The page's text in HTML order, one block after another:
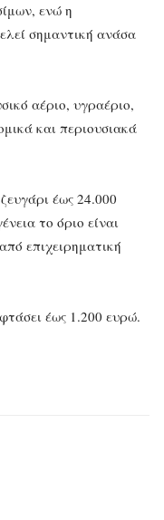
ενώ η
σημαντική ανάσα
αέριο, υγραέριο,
και περιουσιακά
έως 24.000
το όριο είναι
επιχειρηματική
έως 1.200 ευρώ.